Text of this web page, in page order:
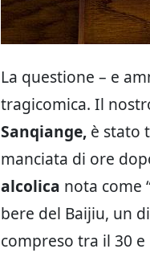
La questione – e
tragicomica. Il
Sanqiange, è stato
manciata di ore
alcolica nota come
bere del Baijiu, un
compreso tra il 30